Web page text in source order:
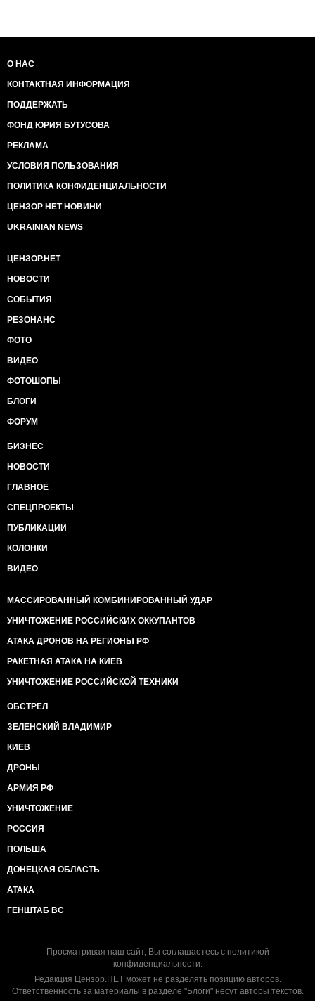
О НАС
КОНТАКТНАЯ ИНФОРМАЦИЯ
ПОДДЕРЖАТЬ
ФОНД ЮРИЯ БУТУСОВА
РЕКЛАМА
УСЛОВИЯ ПОЛЬЗОВАНИЯ
ПОЛИТИКА КОНФИДЕНЦИАЛЬНОСТИ
ЦЕНЗОР НЕТ НОВИНИ
UKRAINIAN NEWS
ЦЕНЗОР.НЕТ
НОВОСТИ
СОБЫТИЯ
РЕЗОНАНС
ФОТО
ВИДЕО
ФОТОШОПЫ
БЛОГИ
ФОРУМ
БИЗНЕС
НОВОСТИ
ГЛАВНОЕ
СПЕЦПРОЕКТЫ
ПУБЛИКАЦИИ
КОЛОНКИ
ВИДЕО
МАССИРОВАННЫЙ КОМБИНИРОВАННЫЙ УДАР
УНИЧТОЖЕНИЕ РОССИЙСКИХ ОККУПАНТОВ
АТАКА ДРОНОВ НА РЕГИОНЫ РФ
РАКЕТНАЯ АТАКА НА КИЕВ
УНИЧТОЖЕНИЕ РОССИЙСКОЙ ТЕХНИКИ
ОБСТРЕЛ
ЗЕЛЕНСКИЙ ВЛАДИМИР
КИЕВ
ДРОНЫ
АРМИЯ РФ
УНИЧТОЖЕНИЕ
РОССИЯ
ПОЛЬША
ДОНЕЦКАЯ ОБЛАСТЬ
АТАКА
ГЕНШТАБ ВС
Просматривая наш сайт, Вы соглашаетесь с политикой
конфиденциальности.
Редакция Цензор.НЕТ может не разделять позицию авторов.
Ответственность за материалы в разделе "Блоги" несут авторы текстов.